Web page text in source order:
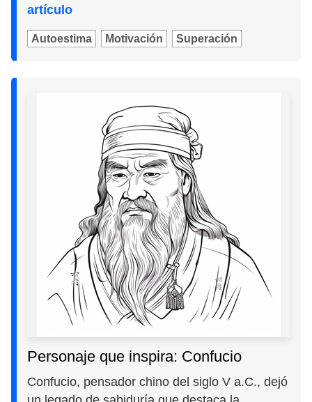
artículo
Autoestima Motivación Superación
Personaje que inspira: Confucio
Confucio, pensador chino del siglo V a.C., dejó